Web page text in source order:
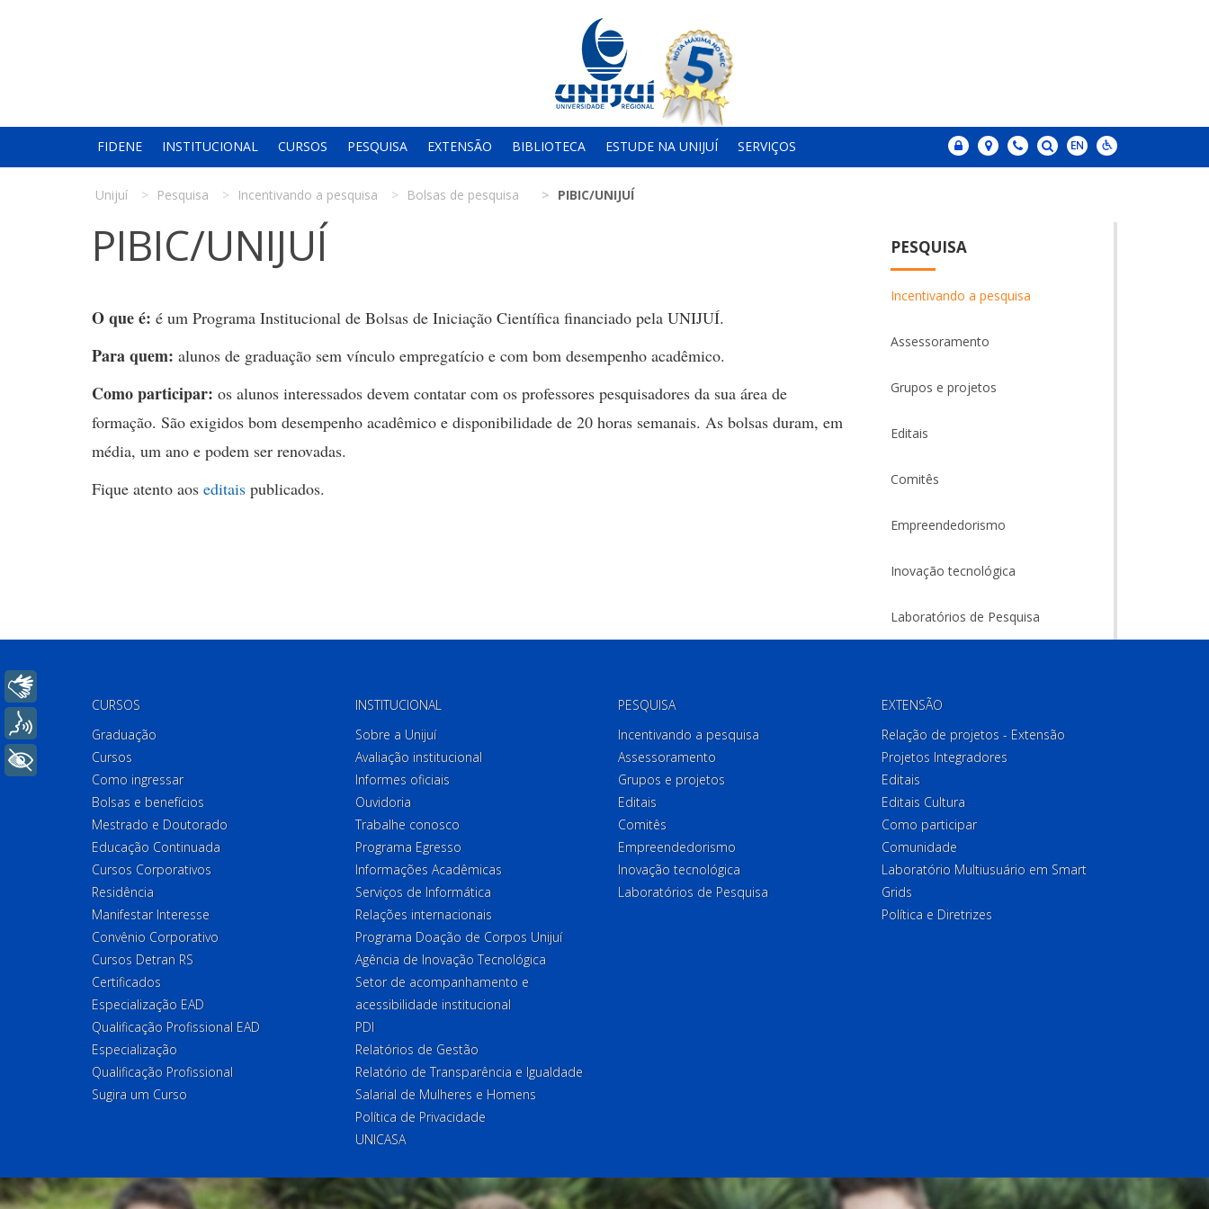
FIDENE INSTITUCIONAL CURSOS PESQUISA EXTENSÃO BIBLIOTECA ESTUDE NA UNIJUÍ SERVIÇOS
Unijuí Pesquisa Incentivando a pesquisa Bolsas de pesquisa PIBIC/UNIJUÍ
PIBIC/UNIJUÍ
O que é: é um Programa Institucional de Bolsas de Iniciação Científica financiado pela UNIJUÍ.
Para quem: alunos de graduação sem vínculo empregatício e com bom desempenho acadêmico.
Como participar: os alunos interessados devem contatar com os professores pesquisadores da sua área de
formação. São exigidos bom desempenho acadêmico e disponibilidade de 20 horas semanais. As bolsas duram, em
média, um ano e podem ser renovadas.
Fique atento aos editais publicados.
PESQUISA
Incentivando a pesquisa
Assessoramento
Grupos e projetos
Editais
Comitês
Empreendedorismo
Inovação tecnológica
Laboratórios de Pesquisa
CURSOS
Graduação
Cursos
Como ingressar
Bolsas e benefícios
Mestrado e Doutorado
Educação Continuada
Cursos Corporativos
Residência
Manifestar Interesse
Convênio Corporativo
Cursos Detran RS
Certificados
Especialização EAD
Qualificação Profissional EAD
Especialização
Qualificação Profissional
Sugira um Curso
INSTITUCIONAL
Sobre a Unijuí
Avaliação institucional
Informes oficiais
Ouvidoria
Trabalhe conosco
Programa Egresso
Informações Acadêmicas
Serviços de Informática
Relações internacionais
Programa Doação de Corpos Unijuí
Agência de Inovação Tecnológica
Setor de acompanhamento e
acessibilidade institucional
PDI
Relatórios de Gestão
Relatório de Transparência e Igualdade
Salarial de Mulheres e Homens
Política de Privacidade
UNICASA
PESQUISA
Incentivando a pesquisa
Assessoramento
Grupos e projetos
Editais
Comitês
Empreendedorismo
Inovação tecnológica
Laboratórios de Pesquisa
EXTENSÃO
Relação de projetos - Extensão
Projetos Integradores
Editais
Editais Cultura
Como participar
Comunidade
Laboratório Multiusuário em Smart
Grids
Política e Diretrizes
+ Acessibilidade